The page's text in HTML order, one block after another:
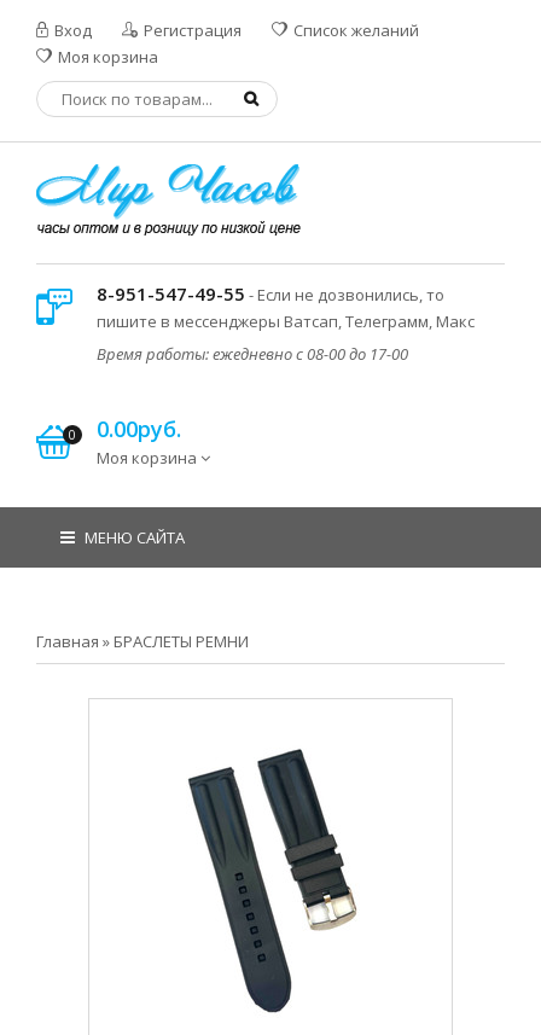
Вход Регистрация
Список желаний
Моя корзина
8-951-547-49-55 - Если не дозвонились, то
пишите в мессенджеры Ватсап, Телеграмм, Макс
Время работы: ежедневно с 08-00 до 17-00
0 0.00руб.
Моя корзина
МЕНЮ САЙТА
Главная » БРАСЛЕТЫ РЕМНИ